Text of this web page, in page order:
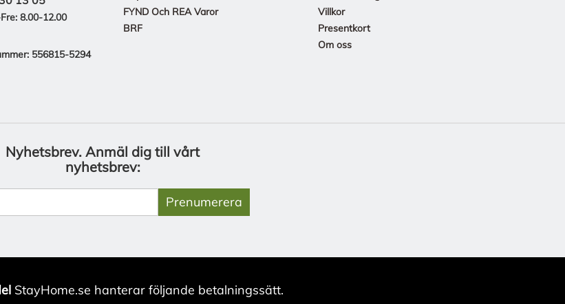
8.00-12.00
556815-5294
FYND Och REA Varor
BRF
Villkor
Presentkort
Om oss
Nyhetsbrev. Anmäl dig till vårt
nyhetsbrev:
Prenumerera
StayHome.se hanterar följande betalningssätt.